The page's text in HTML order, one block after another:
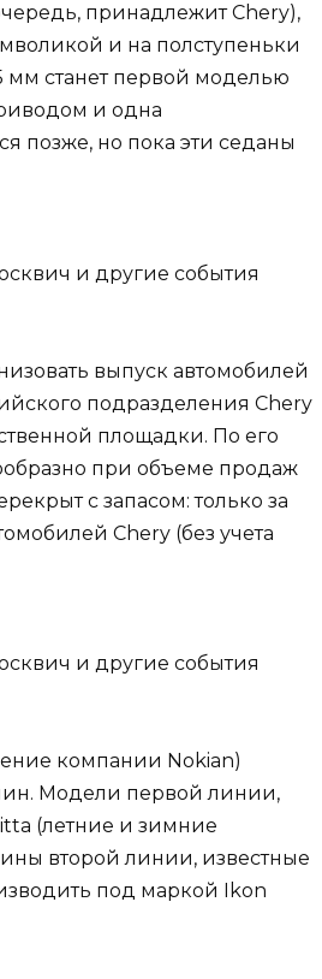
принадлежит Chery),
и на полступеньки
мм станет первой моделью
и одна
позже, но пока эти седаны
выпуск автомобилей
подразделения Chery
площадки. По его
при объеме продаж
с запасом: только за
Chery (без учета
компании Nokian)
Модели первой линии,
(летние и зимние
второй линии, известные
под маркой Ikon